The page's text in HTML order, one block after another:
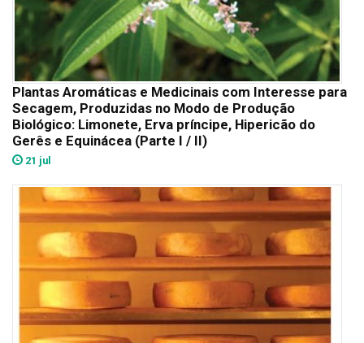
Plantas Aromáticas e Medicinais com Interesse para
Secagem, Produzidas no Modo de Produção
Biológico: Limonete, Erva príncipe, Hipericão do
Gerês e Equinácea (Parte I / II)
21 jul